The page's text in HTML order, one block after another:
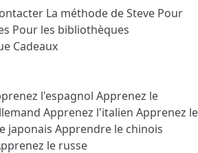
La méthode de Steve Pour
Pour les bibliothèques
Cadeaux
l'espagnol Apprenez le
Apprenez l'italien Apprenez le
japonais Apprendre le chinois
le russe